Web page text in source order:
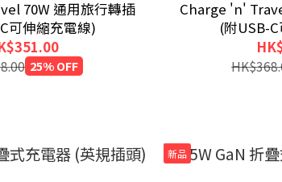
70W 通用旅行轉插
可伸縮充電線)
25% OFF
Charge 'n'
(附USB-
新品